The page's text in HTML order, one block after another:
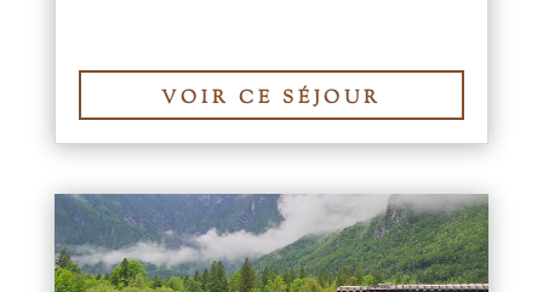
VOIR CE SÉJOUR